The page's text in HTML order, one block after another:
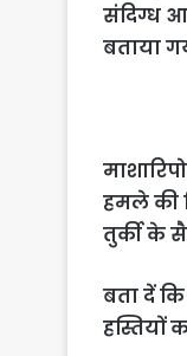
संदिग्ध
बताया
हमले की
तुर्की के
बता दें
हस्तियों